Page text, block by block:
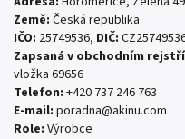
Země: Česká republika
IČO: 25749536, DIČ:
Zapsaná v obchodním
vložka 69656
Telefon: +420 737 246 763
E-mail: poradna@akinu.com
Role: Výrobce